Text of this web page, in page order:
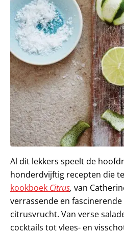
Al dit lekkers speelt de
honderdvijftig recepten die
kookboek Citrus, van
verrassende en
citrusvrucht. Van verse
cocktails tot vlees- en